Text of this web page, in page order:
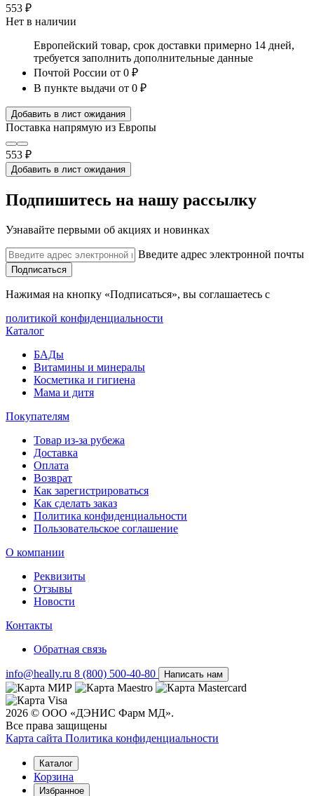
553 ₽
Нет в наличии
Европейский товар, срок доставки примерно 14 дней,
требуется заполнить дополнительные данные
Почтой России от 0 ₽
В пункте выдачи от 0 ₽
Добавить в лист ожидания
Поставка напрямую из Европы
553 ₽
Добавить в лист ожидания
Подпишитесь на нашу рассылку
Узнавайте первыми об акциях и новинках
Введите адрес электронной почты
Подписаться
Нажимая на кнопку «Подписаться», вы соглашаетесь с
политикой конфиденциальности
Каталог
БАДы
Витамины и минералы
Косметика и гигиена
Мама и дитя
Покупателям
Товар из-за рубежа
Доставка
Оплата
Возврат
Как зарегистрироваться
Как сделать заказ
Политика конфиденциальности
Пользовательское соглашение
О компании
Реквизиты
Отзывы
Новости
Контакты
Обратная связь
info@heally.ru 8 (800) 500-40-80 Написать нам
2026 © ООО «ДЭНИС Фарм МД».
Все права защищены
Карта сайта Политика конфиден­циальности
Каталог
Корзина
Избранное